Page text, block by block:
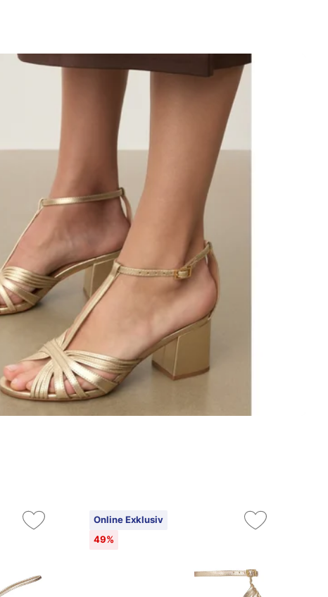
Online Exklusiv
49%